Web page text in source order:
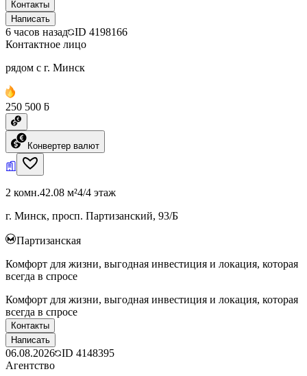
Контакты
Написать
6 часов назад ID 4198166
Контактное лицо
рядом с г. Минск
250 500 ƃ
Конвертер валют
2 комн.42.08 м²4/4 этаж
г. Минск, просп. Партизанский, 93/Б
Партизанская
Комфорт для жизни, выгодная инвестиция и локация, которая
всегда в спросе
Комфорт для жизни, выгодная инвестиция и локация, которая
всегда в спросе
Контакты
Написать
06.08.2026 ID 4148395
Агентство